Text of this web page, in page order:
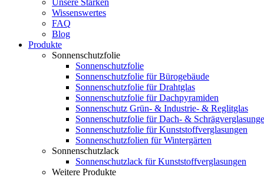
Unsere Stärken
Wissenswertes
FAQ
Blog
Produkte
Sonnenschutzfolie
Sonnenschutzfolie
Sonnenschutzfolie für Bürogebäude
Sonnenschutzfolie für Drahtglas
Sonnenschutzfolie für Dachpyramiden
Sonnenschutz Grün- & Industrie- & Reglitglas
Sonnenschutzfolie für Dach- &
Sonnenschutzfolie für Kunststoffverglasungen
Sonnenschutzfolien für Wintergärten
Sonnenschutzlack
Sonnenschutzlack für Kunststoffverglasungen
Weitere Produkte